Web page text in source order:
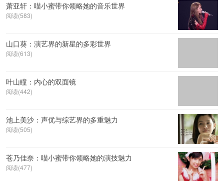
萧亚轩：喵小蜜带你领略她的音乐世界
阅读(583)
山口葵：演艺界的新星的多彩世界
阅读(613)
叶山瞳：内心的双面镜
阅读(442)
池上美沙：声优与综艺界的多重魅力
阅读(505)
苍乃佳奈：喵小蜜带你领略她的演技魅力
阅读(477)